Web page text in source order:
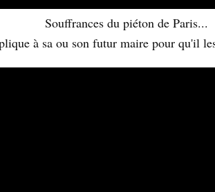
Souffrances du piéton de Paris...
à sa ou son futur maire pour qu'il